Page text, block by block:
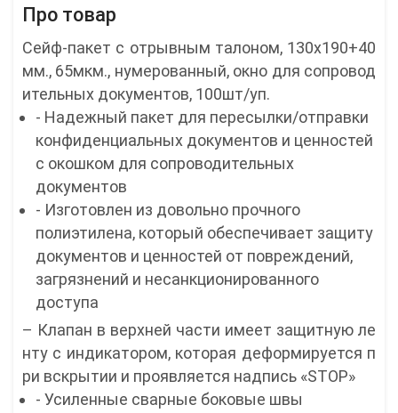
Про товар
Сейф-пакет с отрывным талоном, 130х190+40
мм., 65мкм., нумерованный, окно для сопровод
ительных документов, 100шт/уп.
- Надежный пакет для пересылки/отправки
конфиденциальных документов и ценностей
с окошком для сопроводительных
документов
- Изготовлен из довольно прочного
полиэтилена, который обеспечивает защиту
документов и ценностей от повреждений,
загрязнений и несанкционированного
доступа
– Клапан в верхней части имеет защитную ле
нту с индикатором, которая деформируется п
ри вскрытии и проявляется надпись «STOP»
- Усиленные сварные боковые швы